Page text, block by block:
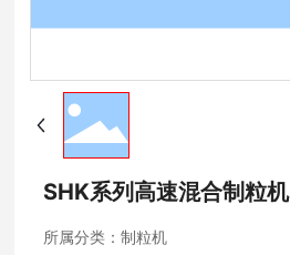
SHK系列高速混合制粒机
所属分类： 制粒机